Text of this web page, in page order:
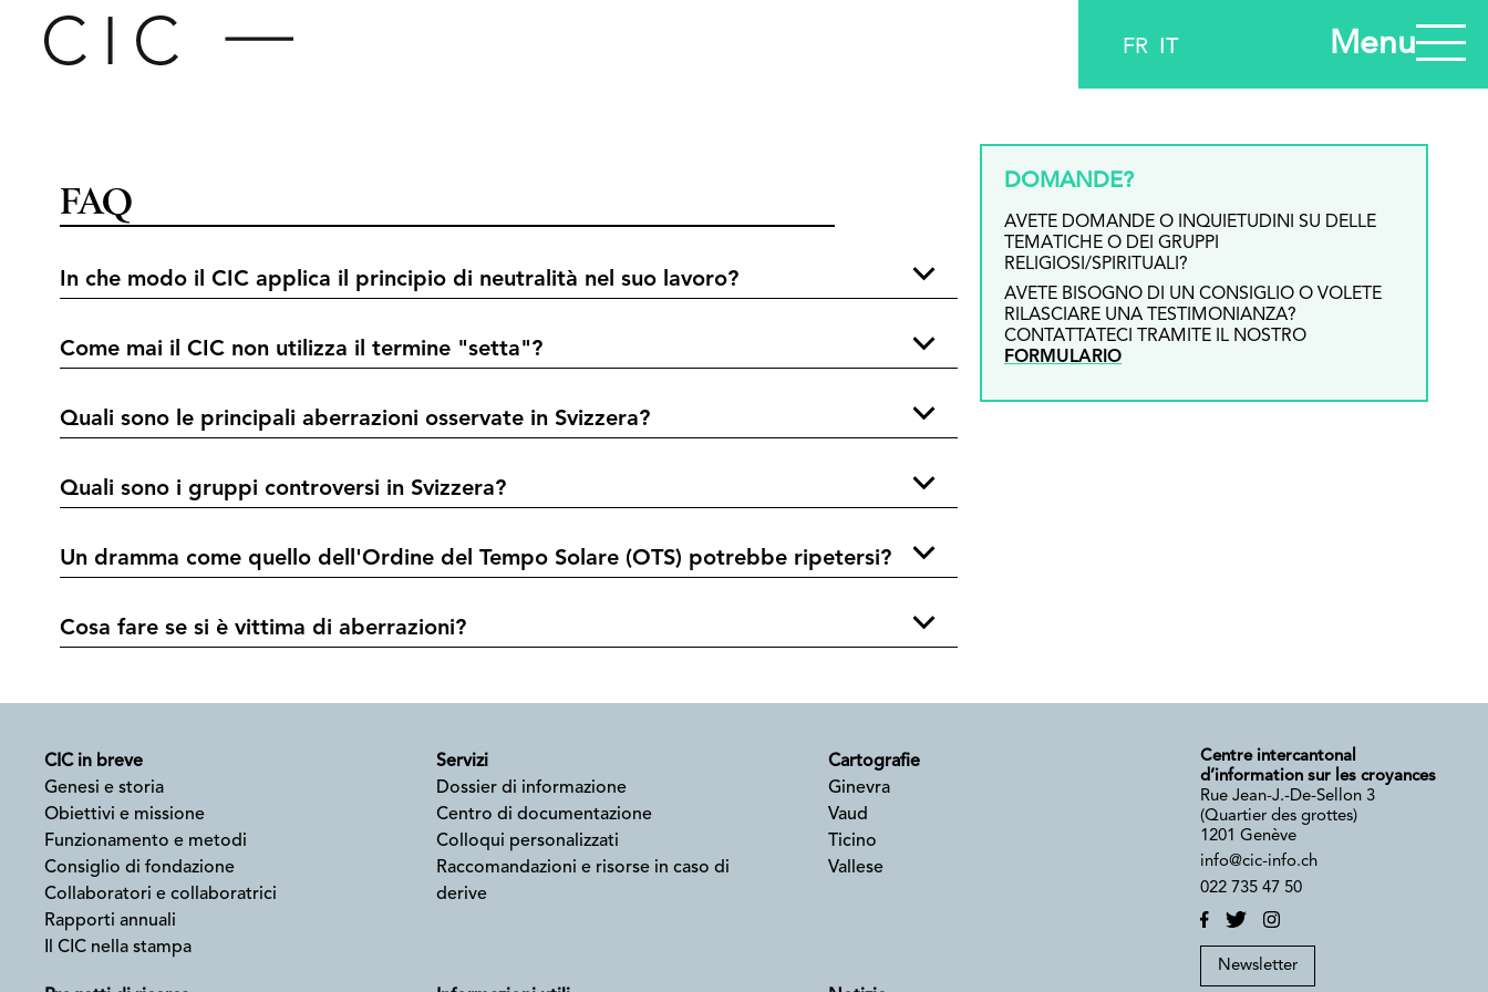
FR IT Menu
FAQ
In che modo il CIC applica il principio di neutralità nel suo lavoro?
Come mai il CIC non utilizza il termine "setta"?
Quali sono le principali aberrazioni osservate in Svizzera?
Quali sono i gruppi controversi in Svizzera?
Un dramma come quello dell'Ordine del Tempo Solare (OTS) potrebbe ripetersi?
Cosa fare se si è vittima di aberrazioni?
DOMANDE?
AVETE DOMANDE O INQUIETUDINI SU DELLE
TEMATICHE O DEI GRUPPI
RELIGIOSI/SPIRITUALI?
AVETE BISOGNO DI UN CONSIGLIO O VOLETE
RILASCIARE UNA TESTIMONIANZA?
CONTATTATECI TRAMITE IL NOSTRO
FORMULARIO
CIC in breve
Genesi e storia
Obiettivi e missione
Funzionamento e metodi
Consiglio di fondazione
Collaboratori e collaboratrici
Rapporti annuali
Il CIC nella stampa
Servizi
Dossier di informazione
Centro di documentazione
Colloqui personalizzati
Raccomandazioni e risorse in caso di
derive
Cartografie
Ginevra
Vaud
Ticino
Vallese
Centre intercantonal
d’information sur les croyances
Rue Jean-J.-De-Sellon 3
(Quartier des grottes)
1201 Genève
info@cic-info.ch
022 735 47 50
Newsletter